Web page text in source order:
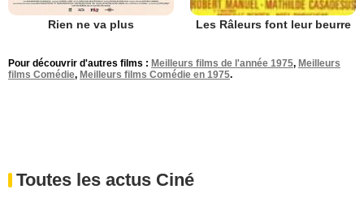
Rien ne va plus Les Râleurs font leur beurre
Pour découvrir d'autres films : Meilleurs films de l'année 1975, Meilleurs
films Comédie, Meilleurs films Comédie en 1975.
Toutes les actus Ciné